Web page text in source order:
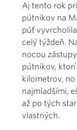
Aj tento rok
pútnikov na
púť
celý týždeň.
nocou
pútnikov, ktorí
kilometrov,
najmladšími,
až po tých
vlastných.